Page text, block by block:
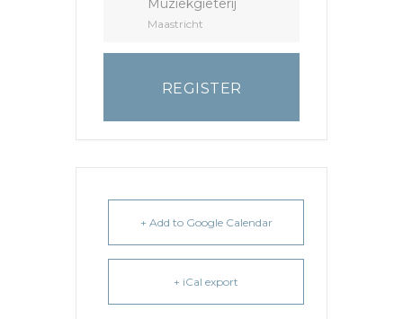
Muziekgieterij
Maastricht
REGISTER
+ Add to Google Calendar
+ iCal export